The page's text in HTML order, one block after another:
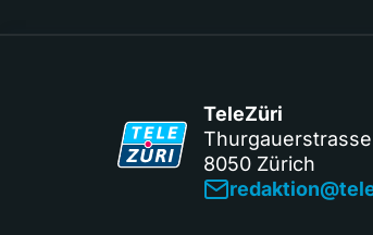
TeleZüri
8050 Zürich